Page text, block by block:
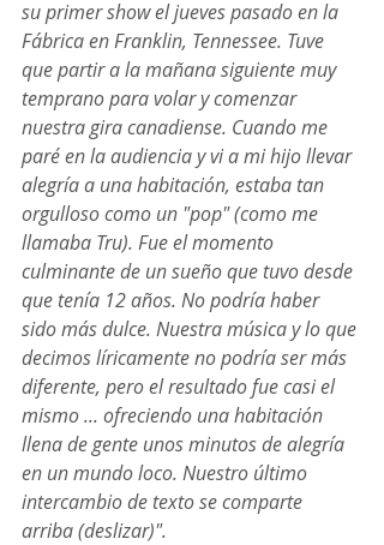
su primer show el jueves pasado en la
Fábrica en Franklin, Tennessee. Tuve
que partir a la mañana siguiente muy
temprano para volar y comenzar
nuestra gira canadiense. Cuando me
paré en la audiencia y vi a mi hijo llevar
alegría a una habitación, estaba tan
orgulloso como un "pop" (como me
llamaba Tru). Fue el momento
culminante de un sueño que tuvo desde
que tenía 12 años. No podría haber
sido más dulce. Nuestra música y lo que
decimos líricamente no podría ser más
diferente, pero el resultado fue casi el
mismo ... ofreciendo una habitación
llena de gente unos minutos de alegría
en un mundo loco. Nuestro último
intercambio de texto se comparte
arriba (deslizar)".